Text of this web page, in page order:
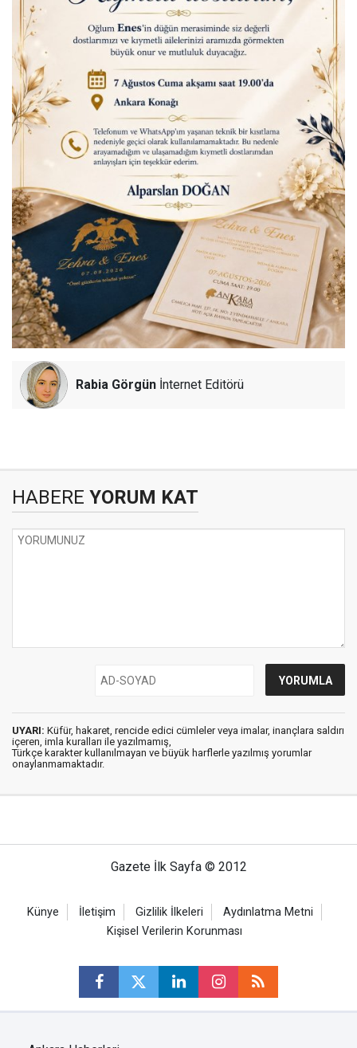
Rabia Görgün İnternet Editörü
HABERE YORUM KAT
UYARI: Küfür, hakaret, rencide edici cümleler veya imalar, inançlara saldırı
içeren, imla kuralları ile yazılmamış,
Türkçe karakter kullanılmayan ve büyük harflerle yazılmış yorumlar
onaylanmamaktadır.
Gazete İlk Sayfa © 2012
Künye İletişim Gizlilik İlkeleri
Aydınlatma Metni
Kişisel Verilerin Korunması